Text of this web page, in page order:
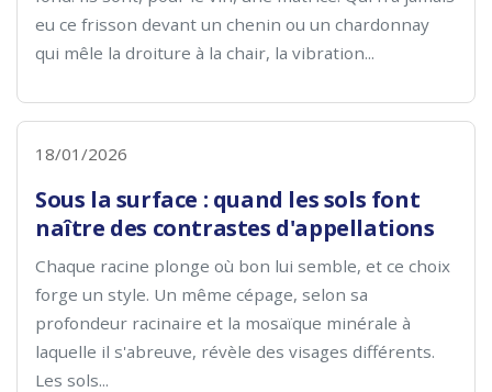
eu ce frisson devant un chenin ou un chardonnay
qui mêle la droiture à la chair, la vibration...
18/01/2026
Sous la surface : quand les sols font
naître des contrastes d'appellations
Chaque racine plonge où bon lui semble, et ce choix
forge un style. Un même cépage, selon sa
profondeur racinaire et la mosaïque minérale à
laquelle il s'abreuve, révèle des visages différents.
Les sols...